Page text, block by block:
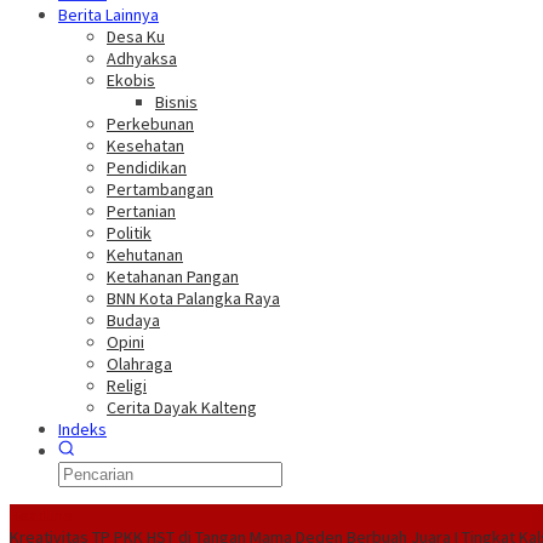
Berita Lainnya
Desa Ku
Adhyaksa
Ekobis
Bisnis
Perkebunan
Kesehatan
Pendidikan
Pertambangan
Pertanian
Politik
Kehutanan
Ketahanan Pangan
BNN Kota Palangka Raya
Budaya
Opini
Olahraga
Religi
Cerita Dayak Kalteng
Indeks
Kreativitas TP PKK HST di Tangan Mama Deden Berbuah Juara I Tingkat